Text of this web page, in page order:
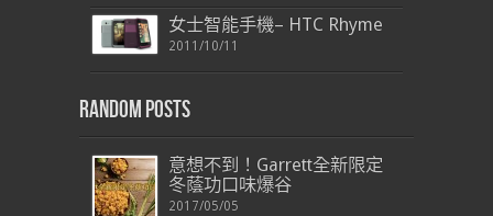
女士智能手機– HTC Rhyme
2011/10/11
Random Posts
意想不到！Garrett全新限定
冬蔭功口味爆谷
2017/05/05